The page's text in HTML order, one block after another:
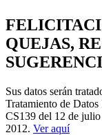
QUEJAS,
Sus datos serán
Tratamiento de
CS139 del 12 de
2012. Ver aquí